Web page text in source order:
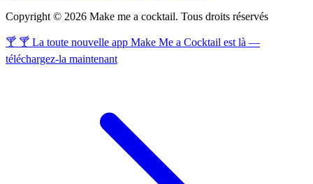
Copyright © 2026 Make me a cocktail. Tous droits réservés
🍸 🍸 La toute nouvelle app Make Me a Cocktail est là —
téléchargez-la maintenant